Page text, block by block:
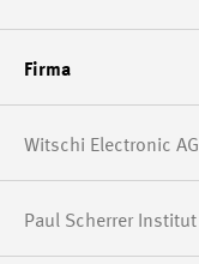
Firma
Witschi Electronic AG
Paul Scherrer Institut